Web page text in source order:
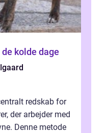
kolde dage
redskab for
der arbejder med
Denne metode